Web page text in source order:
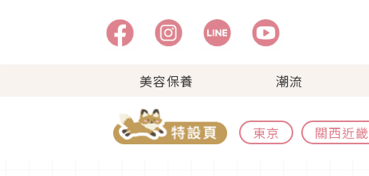
美容保養 潮流
東京 關西近畿